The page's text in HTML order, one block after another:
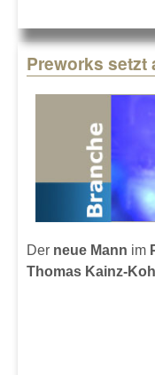
Preworks setzt
Der neue Mann im
Thomas Kainz-Kohl